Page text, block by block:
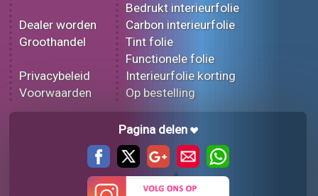
Dealer worden
Groothandel
Privacybeleid
Voorwaarden
Bedrukt interieurfolie
Carbon interieurfolie
Tint folie
Functionele folie
Interieurfolie korting
Op bestelling
Pagina delen